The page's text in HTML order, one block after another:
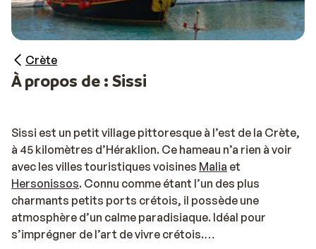
Crète
À propos de : Sissi
Sissi est un petit village pittoresque à l’est de la Crète,
à 45 kilomètres d’Héraklion. Ce hameau n’a rien à voir
avec les villes touristiques voisines Malia et
Hersonissos. Connu comme étant l’un des plus
charmants petits ports crétois, il possède une
atmosphère d’un calme paradisiaque. Idéal pour
s’imprégner de l’art de vivre crétois.